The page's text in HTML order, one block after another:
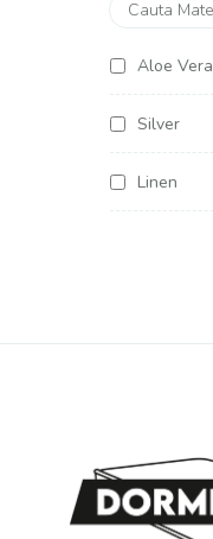
Aloe Vera
Silver
Linen
Casmir
Jacquard